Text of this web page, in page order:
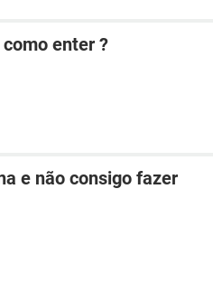
enter ?
e não consigo fazer